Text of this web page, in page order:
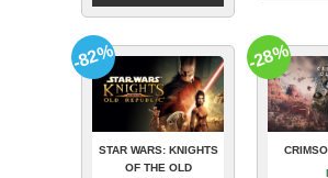
STAR WARS: KNIGHTS
OF THE OLD
-82% -28%